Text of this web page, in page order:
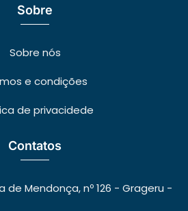
Sobre
Sobre nós
e condições
de privacidede
Contatos
de Mendonça, nº 126 - Grageru -